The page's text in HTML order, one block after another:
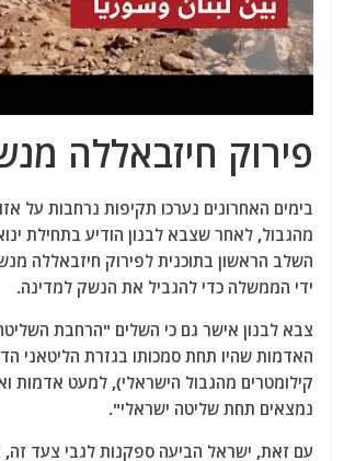
פירוק חיזבאללה
בימים האחרונים נערכו תקיפות נרחבות על
מהגבול, לאחר שצבא לבנון הודיע ​​בתחילת
השלב הראשון בתוכנית לפירוק חיזבאללה
ידי הממשלה כדי להגביל את הנשק למדינה.
צבא לבנון אישר גם כי השלים "הרחבת
קילומטרים מהגבול הישראלי), למעט אדמות
נמצאים תחת שליטה ישראלי".
עם זאת, ישראל הביעה ספקנות לגבי צעד זה,